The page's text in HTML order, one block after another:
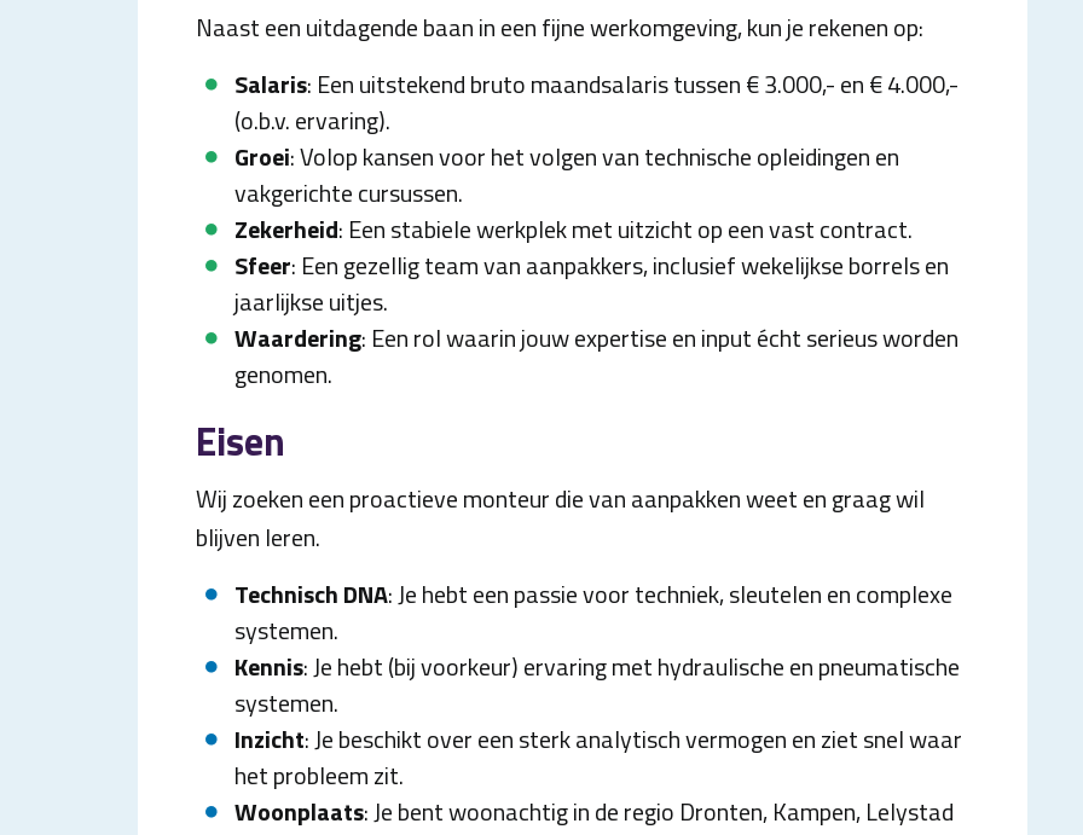
Naast een uitdagende baan in een fijne werkomgeving, kun je rekenen op:
Salaris: Een uitstekend bruto maandsalaris tussen € 3.000,- en € 4.000,-
(o.b.v. ervaring).
Groei: Volop kansen voor het volgen van technische opleidingen en
vakgerichte cursussen.
Zekerheid: Een stabiele werkplek met uitzicht op een vast contract.
Sfeer: Een gezellig team van aanpakkers, inclusief wekelijkse borrels en
jaarlijkse uitjes.
Waardering: Een rol waarin jouw expertise en input écht serieus worden
genomen.
Eisen
Wij zoeken een proactieve monteur die van aanpakken weet en graag wil
blijven leren.
Technisch DNA: Je hebt een passie voor techniek, sleutelen en complexe
systemen.
Kennis: Je hebt (bij voorkeur) ervaring met hydraulische en pneumatische
systemen.
Inzicht: Je beschikt over een sterk analytisch vermogen en ziet snel waar
het probleem zit.
Woonplaats: Je bent woonachtig in de regio Dronten, Kampen, Lelystad